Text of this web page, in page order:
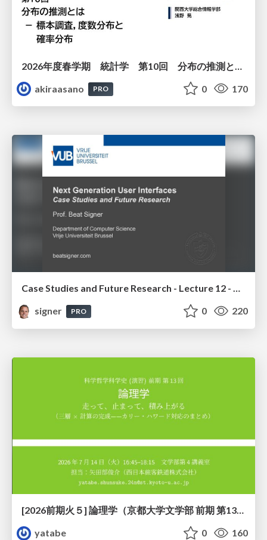
akiraasano
PRO 0 170
Case Studies and Future Research - Lecture 12 - Next Generation User Interfaces (4018166FNR)
signer
PRO 0 220
[2026前期火５] 論理学（京都大学文学部 前期 第13回）「走って、止まって、積み上がる」
yatabe
0 160